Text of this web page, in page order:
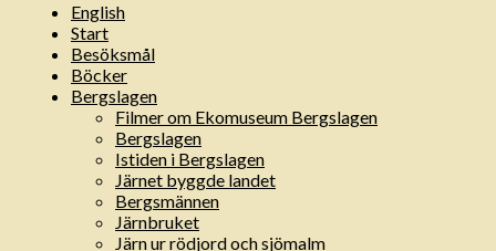
English
Start
Besöksmål
Böcker
Bergslagen
Filmer om Ekomuseum Bergslagen
Bergslagen
Istiden i Bergslagen
Järnet byggde landet
Bergsmännen
Järnbruket
Järn ur rödjord och sjömalm